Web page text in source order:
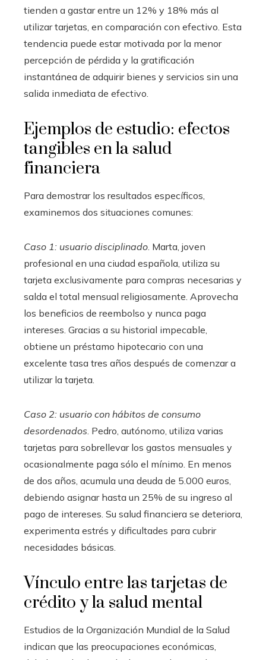
tienden a gastar entre un 12% y 18% más al
utilizar tarjetas, en comparación con efectivo. Esta
tendencia puede estar motivada por la menor
percepción de pérdida y la gratificación
instantánea de adquirir bienes y servicios sin una
salida inmediata de efectivo.
Ejemplos de estudio: efectos
tangibles en la salud
financiera
Para demostrar los resultados específicos,
examinemos dos situaciones comunes:
Caso 1: usuario disciplinado . Marta, joven
profesional en una ciudad española, utiliza su
tarjeta exclusivamente para compras necesarias y
salda el total mensual religiosamente. Aprovecha
los beneficios de reembolso y nunca paga
intereses. Gracias a su historial impecable,
obtiene un préstamo hipotecario con una
excelente tasa tres años después de comenzar a
utilizar la tarjeta.
Caso 2: usuario con hábitos de consumo
desordenados . Pedro, autónomo, utiliza varias
tarjetas para sobrellevar los gastos mensuales y
ocasionalmente paga sólo el mínimo. En menos
de dos años, acumula una deuda de 5.000 euros,
debiendo asignar hasta un 25% de su ingreso al
pago de intereses. Su salud financiera se deteriora,
experimenta estrés y dificultades para cubrir
necesidades básicas.
Vínculo entre las tarjetas de
crédito y la salud mental
Estudios de la Organización Mundial de la Salud
indican que las preocupaciones económicas,